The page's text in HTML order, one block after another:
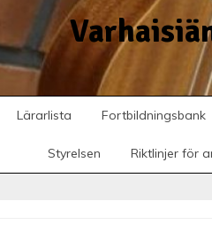
Lärarlista Fortbildningsbank
Styrelsen Riktlinjer för